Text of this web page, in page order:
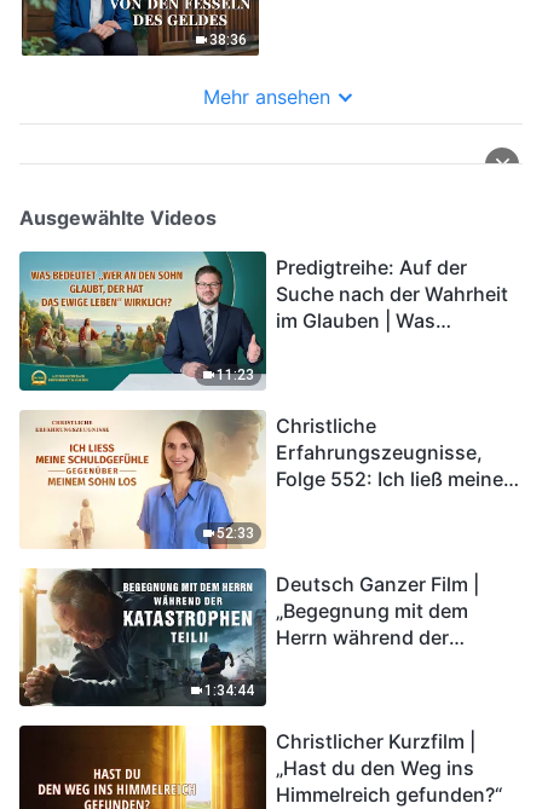
38:36
Mehr ansehen
Ausgewählte Videos
11:23
Predigtreihe: Auf der
Suche nach der Wahrheit
im Glauben | Was
52:33
Christliche
Erfahrungszeugnisse,
Folge 552: Ich ließ meine
1:34:44
Deutsch Ganzer Film |
„Begegnung mit dem
Herrn während der
in das Königreich Gottes
eintreten?
Christlicher Kurzfilm |
„Hast du den Weg ins
Himmelreich gefunden?“